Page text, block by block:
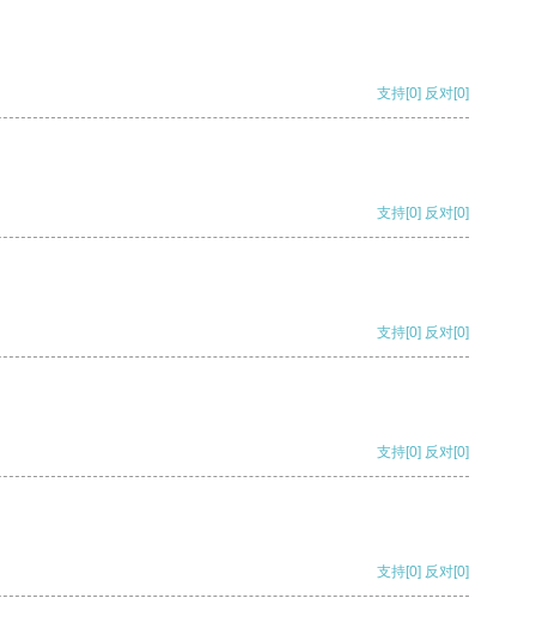
支持[0] 反对[0]
支持[0] 反对[0]
支持[0] 反对[0]
支持[0] 反对[0]
支持[0] 反对[0]